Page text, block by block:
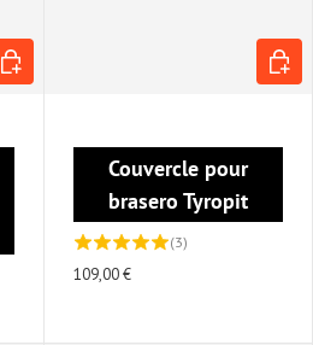
AJOUTER AU PANIER
Couvercle pour
brasero Tyropit
(3)
109,00 €